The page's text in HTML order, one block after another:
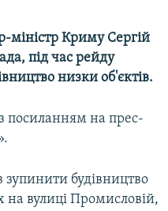
Криму Сергій
під час рейду
низки об'єктів.
посиланням на прес-
будівництво
на вулиці Промисловій,